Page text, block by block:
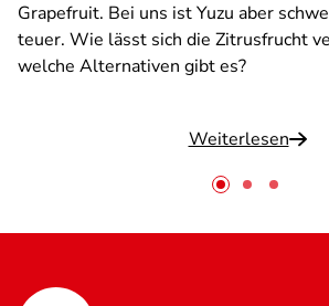
Grapefruit. Bei uns ist Yuzu aber
teuer. Wie lässt sich die Zitrusfrucht
welche Alternativen gibt es?
Weiterlesen